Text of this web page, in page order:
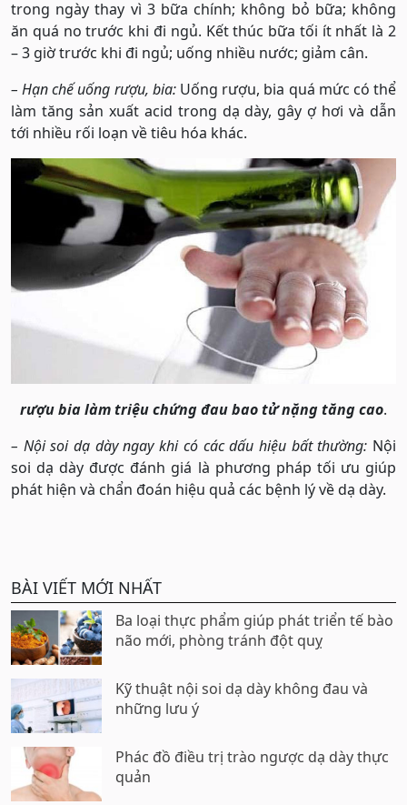
trong ngày thay vì 3 bữa chính; không bỏ bữa; không
ăn quá no trước khi đi ngủ. Kết thúc bữa tối ít nhất là 2
– 3 giờ trước khi đi ngủ; uống nhiều nước; giảm cân.
– Hạn chế uống rượu, bia:Uống rượu, bia quá mức có thể
làm tăng sản xuất acid trong dạ dày, gây ợ hơi và dẫn
tới nhiều rối loạn về tiêu hóa khác.
rượu bia làm triệu chứng đau bao tử nặng tăng cao.
– Nội soi dạ dày ngay khi có các dấu hiệu bất thường: Nội
soi dạ dày được đánh giá là phương pháp tối ưu giúp
phát hiện và chẩn đoán hiệu quả các bệnh lý về dạ dày.
BÀI VIẾT MỚI NHẤT
Ba loại thực phẩm giúp phát triển tế bào
não mới, phòng tránh đột quỵ
Kỹ thuật nội soi dạ dày không đau và
những lưu ý
Phác đồ điều trị trào ngược dạ dày thực
quản